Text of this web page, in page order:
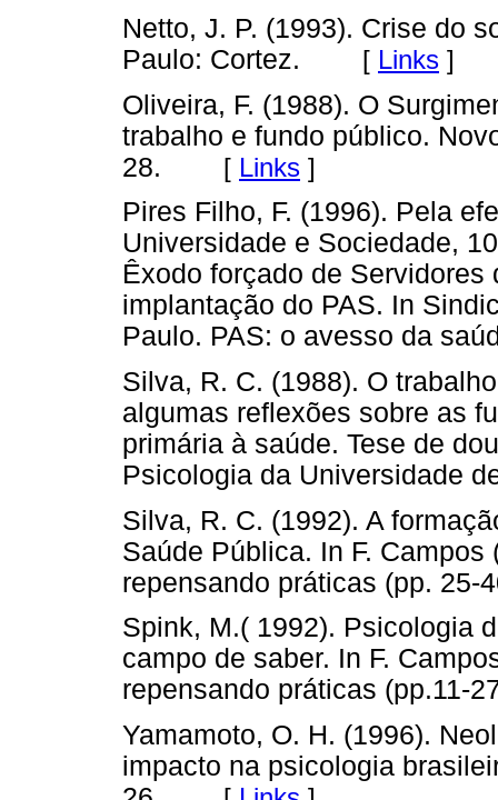
Netto, J. P. (1993). Crise do
Paulo: Cortez. [ Links ]
Oliveira, F. (1988). O
trabalho e fundo público.
28. [ Links ]
Pires Filho, F. (1996). Pela
Universidade e Sociedade,
Êxodo forçado de
implantação do PAS. In
Paulo. PAS: o avesso da
Silva, R. C. (1988). O
algumas reflexões sobre as
primária à saúde. Tese de
Psicologia da Universidade
Silva, R. C. (1992). A
Saúde Pública. In F.
repensando práticas (pp. 25-
Spink, M.( 1992). Psicologia
campo de saber. In F.
repensando práticas (pp.11-
Yamamoto, O. H. (1996).
impacto na psicologia